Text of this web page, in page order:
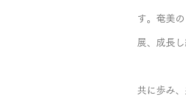
す。奄美
展、成長
共に歩み